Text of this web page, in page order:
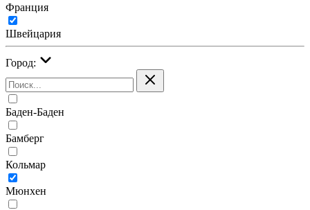
Франция
Швейцария
Город:
Баден-Баден
Бамберг
Кольмар
Мюнхен